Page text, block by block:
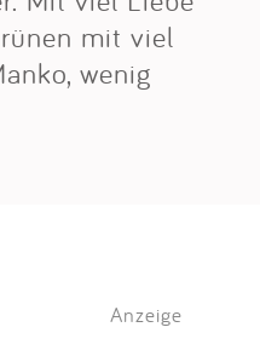
mit viel
wenig
Anzeige